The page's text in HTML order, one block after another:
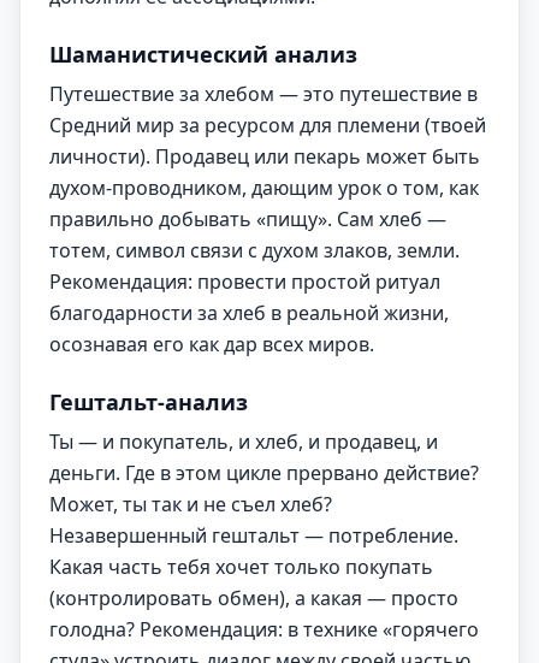
Шаманистический анализ
Путешествие за хлебом — это путешествие в
Средний мир за ресурсом для племени (твоей
личности). Продавец или пекарь может быть
духом-проводником, дающим урок о том, как
правильно добывать «пищу». Сам хлеб —
тотем, символ связи с духом злаков, земли.
Рекомендация: провести простой ритуал
благодарности за хлеб в реальной жизни,
осознавая его как дар всех миров.
Гештальт-анализ
Ты — и покупатель, и хлеб, и продавец, и
деньги. Где в этом цикле прервано действие?
Может, ты так и не съел хлеб?
Незавершенный гештальт — потребление.
Какая часть тебя хочет только покупать
(контролировать обмен), а какая — просто
голодна? Рекомендация: в технике «горячего